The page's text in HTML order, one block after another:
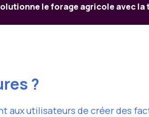
le forage agricole avec
?
aux utilisateurs de créer des